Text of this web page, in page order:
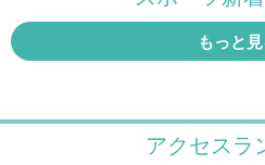
アクセスラ